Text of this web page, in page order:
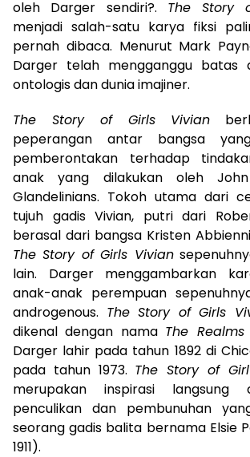
oleh Darger sendiri?. The Story
menjadi salah-satu karya fiksi
pernah dibaca. Menurut Mark
Darger telah mengganggu batas
ontologis dan dunia imajiner.
The Story of Girls
Vivian
peperangan antar bangsa
pemberontakan terhadap
anak yang dilakukan oleh
Glandelinians. Tokoh utama dari
tujuh gadis Vivian, putri dari
berasal dari bangsa Kristen
The Story of Girls Vivian
lain. Darger menggambarkan
anak-anak perempuan
androgenous. The Story of Girls
dikenal dengan nama The
Darger lahir pada tahun 1892 di
pada tahun 1973. The Story of
merupakan inspirasi langsung
penculikan dan pembunuhan
seorang gadis balita bernama Elsie
1911).